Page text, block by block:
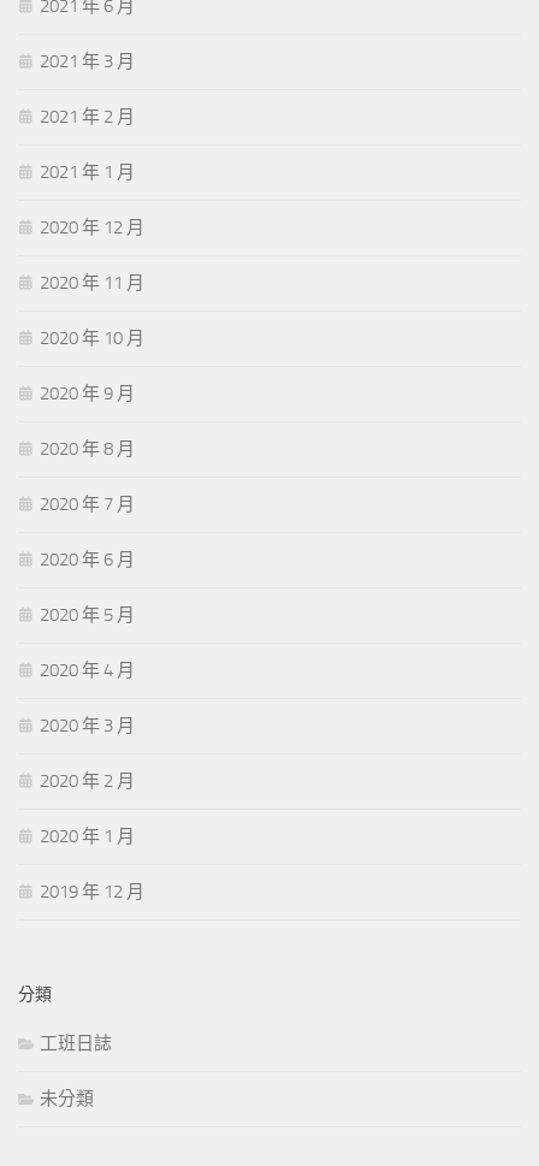
2021 年 6 月
2021 年 3 月
2021 年 2 月
2021 年 1 月
2020 年 12 月
2020 年 11 月
2020 年 10 月
2020 年 9 月
2020 年 8 月
2020 年 7 月
2020 年 6 月
2020 年 5 月
2020 年 4 月
2020 年 3 月
2020 年 2 月
2020 年 1 月
2019 年 12 月
分類
工班日誌
未分類